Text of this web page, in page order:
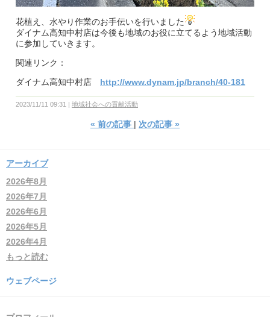
花植え、水やり作業のお手伝いを行いました
ダイナム高知中村店は今後も地域のお役に立てるよう地域活動
に参加していきます。
関連リンク：
ダイナム高知中村店 http://www.dynam.jp/branch/40-181
2023/11/11 09:31 地域社会への貢献活動
« 前の記事 次の記事 »
アーカイブ
2026年8月
2026年7月
2026年6月
2026年5月
2026年4月
もっと読む
ウェブページ